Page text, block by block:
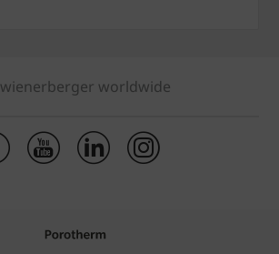
wienerberger worldwide